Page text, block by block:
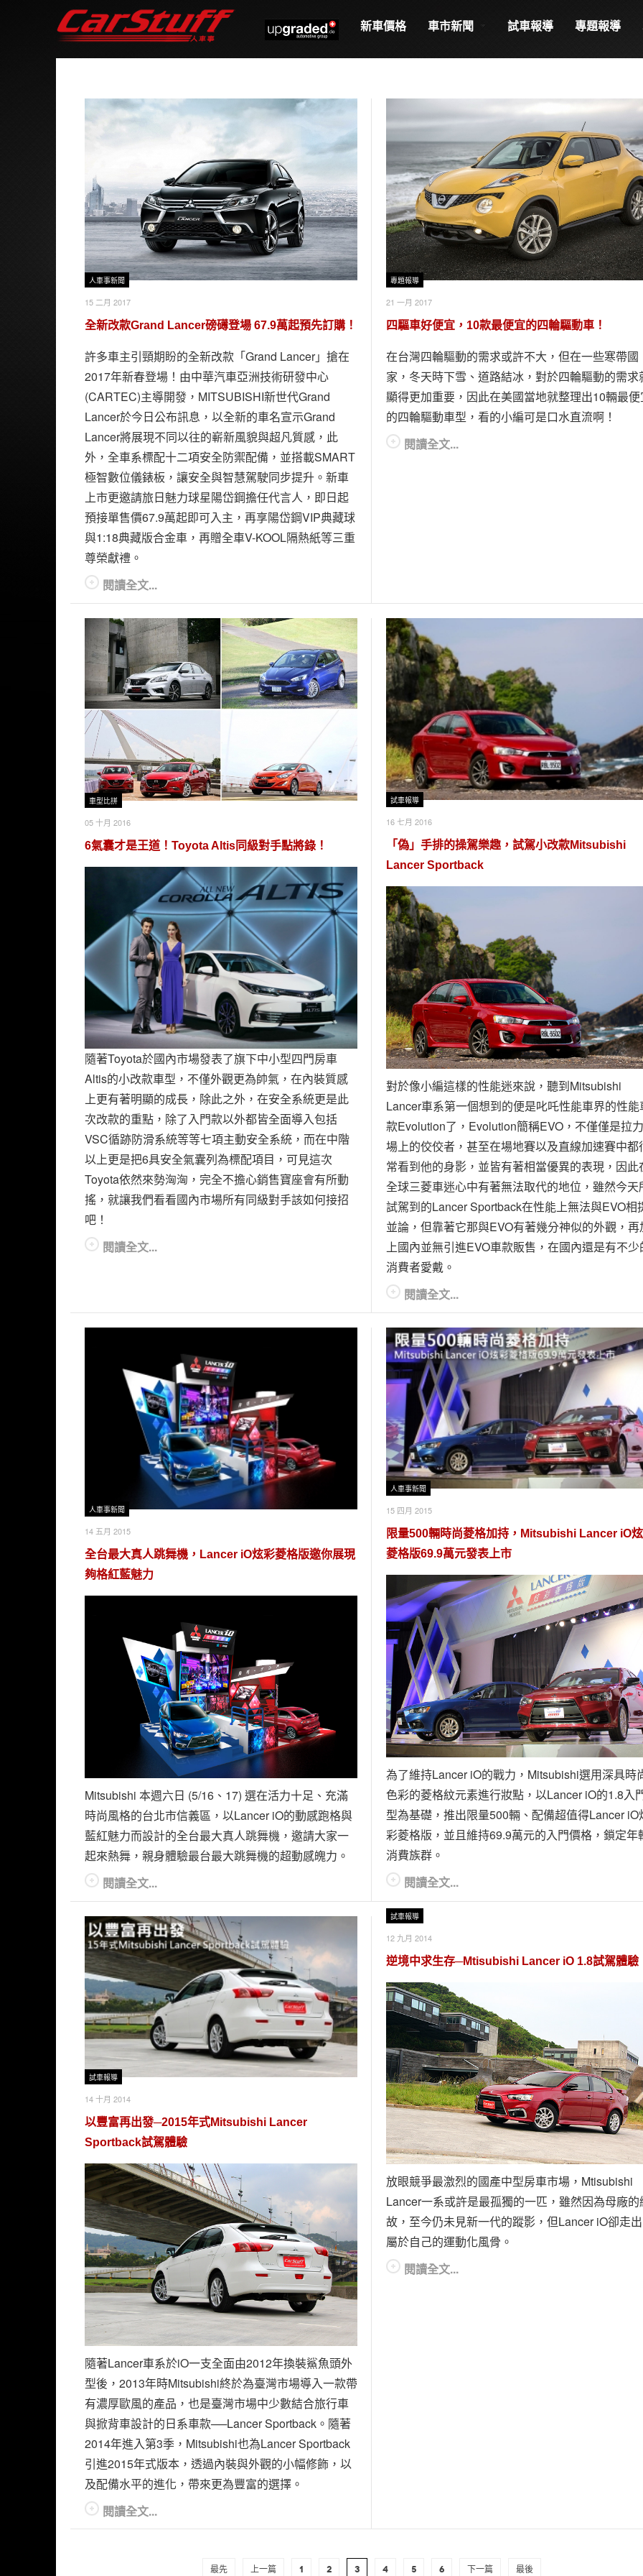
新車價格 車市新聞 試車報導 專題報導
人車事新聞
15 二月 2017
全新改款Grand Lancer磅礡登場 67.9萬起預先訂購！
許多車主引頸期盼的全新改款「Grand Lancer」搶在
2017年新春登場！由中華汽車亞洲技術研發中心
(CARTEC)主導開發，MITSUBISHI新世代Grand
Lancer於今日公布訊息，以全新的車名宣示Grand
Lancer將展現不同以往的嶄新風貌與超凡質感，此
外，全車系標配十二項安全防禦配備，並搭載SMART
極智數位儀錶板，讓安全與智慧駕駛同步提升。新車
上市更邀請旅日魅力球星陽岱鋼擔任代言人，即日起
預接單售價67.9萬起即可入主，再享陽岱鋼VIP典藏球
與1:18典藏版合金車，再贈全車V-KOOL隔熱紙等三重
尊榮獻禮。
閱讀全文...
專題報導
21 一月 2017
四驅車好便宜，10款最便宜的四輪驅動車！
在台灣四輪驅動的需求或許不大，但在一些寒帶國
家，冬天時下雪、道路結冰，對於四輪驅動的需求
顯得更加重要，因此在美國當地就整理出10輛最便
的四輪驅動車型，看的小編可是口水直流啊！
閱讀全文...
車型比拼
05 十月 2016
6氣囊才是王道！Toyota Altis同級對手點將錄！
隨著Toyota於國內市場發表了旗下中小型四門房車
Altis的小改款車型，不僅外觀更為帥氣，在內裝質感
上更有著明顯的成長，除此之外，在安全系統更是此
次改款的重點，除了入門款以外都皆全面導入包括
VSC循跡防滑系統等等七項主動安全系統，而在中階
以上更是把6具安全氣囊列為標配項目，可見這次
Toyota依然來勢洶洶，完全不擔心銷售寶座會有所動
搖，就讓我們看看國內市場所有同級對手該如何接招
吧！
閱讀全文...
試車報導
16 七月 2016
「偽」手排的操駕樂趣，試駕小改款Mitsubishi
Lancer Sportback
對於像小編這樣的性能迷來說，聽到Mitsubishi
Lancer車系第一個想到的便是叱吒性能車界的性能
款Evolution了，Evolution簡稱EVO，不僅僅是拉
場上的佼佼者，甚至在場地賽以及直線加速賽中都
常看到他的身影，並皆有著相當優異的表現，因此
全球三菱車迷心中有著無法取代的地位，雖然今天
試駕到的Lancer Sportback在性能上無法與EVO相
並論，但靠著它那與EVO有著幾分神似的外觀，再
上國內並無引進EVO車款販售，在國內還是有不少
消費者愛戴。
閱讀全文...
人車事新聞
14 五月 2015
全台最大真人跳舞機，Lancer iO炫彩菱格版邀你展現
夠格紅藍魅力
Mitsubishi 本週六日 (5/16、17) 選在活力十足、充滿
時尚風格的台北市信義區，以Lancer iO的動感跑格與
藍紅魅力而設計的全台最大真人跳舞機，邀請大家一
起來熱舞，親身體驗最台最大跳舞機的超動感魄力。
閱讀全文...
人車事新聞
15 四月 2015
限量500輛時尚菱格加持，Mitsubishi Lancer iO
菱格版69.9萬元發表上市
為了維持Lancer iO的戰力，Mitsubishi選用深具時
色彩的菱格紋元素進行妝點，以Lancer iO的1.8入
型為基礎，推出限量500輛、配備超值得Lancer iO
彩菱格版，並且維持69.9萬元的入門價格，鎖定年
消費族群。
閱讀全文...
試車報導
14 十月 2014
以豐富再出發─2015年式Mitsubishi Lancer
Sportback試駕體驗
隨著Lancer車系於iO一支全面由2012年換裝鯊魚頭外
型後，2013年時Mitsubishi終於為臺灣市場導入一款帶
有濃厚歐風的產品，也是臺灣市場中少數結合旅行車
與掀背車設計的日系車款──Lancer Sportback。隨著
2014年進入第3季，Mitsubishi也為Lancer Sportback
引進2015年式版本，透過內裝與外觀的小幅修飾，以
及配備水平的進化，帶來更為豐富的選擇。
閱讀全文...
試車報導
12 九月 2014
逆境中求生存─Mtisubishi Lancer iO 1.8試駕體驗
放眼競爭最激烈的國產中型房車市場，Mtisubishi
Lancer一系或許是最孤獨的一匹，雖然因為母廠的
故，至今仍未見新一代的蹤影，但Lancer iO卻走
屬於自己的運動化風骨。
閱讀全文...
最先 上一篇 1 2 3 4 5 6 下一篇 最後